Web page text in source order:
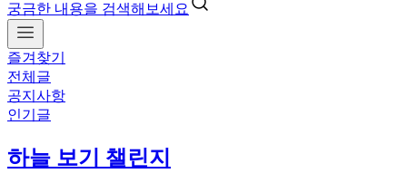
궁금한 내용을 검색해보세요
즐겨찾기
전체글
공지사항
인기글
하늘 보기 챌린지